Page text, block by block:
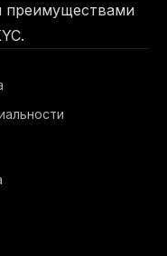
преимуществами